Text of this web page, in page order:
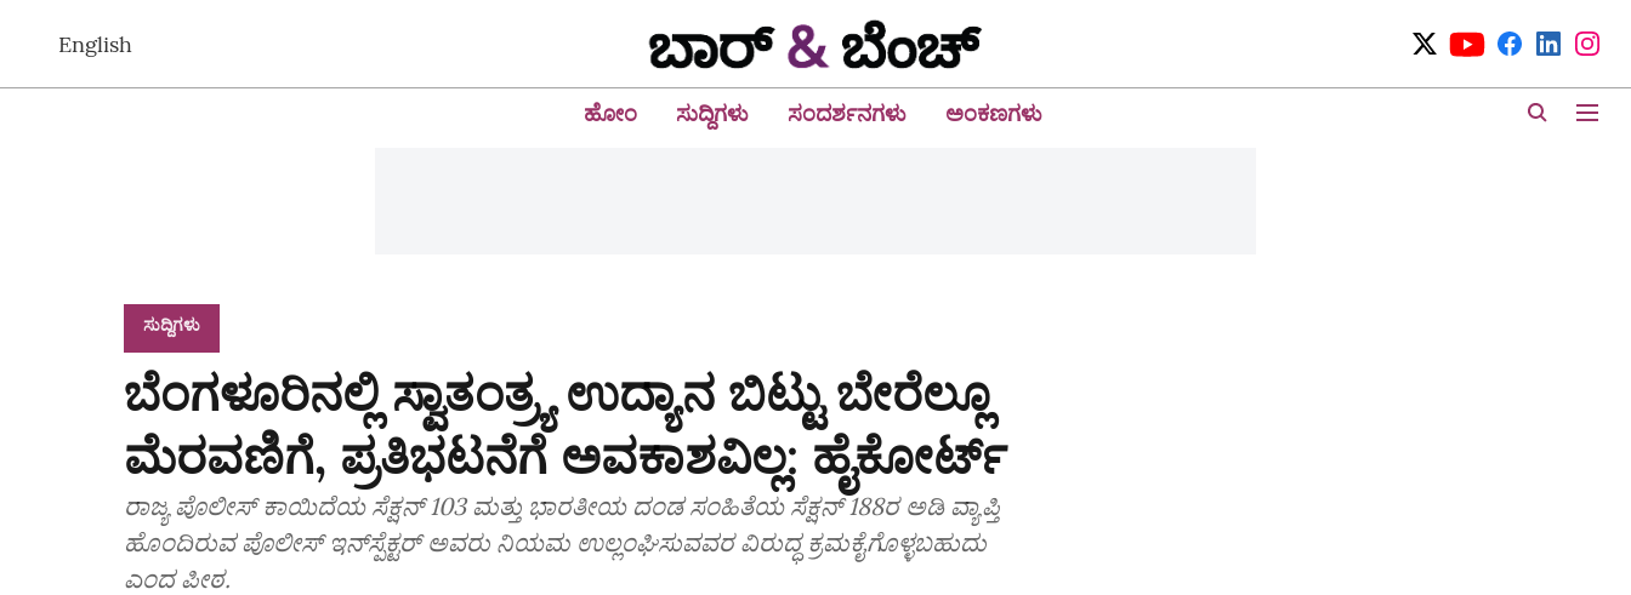
English
ಹೋಂ ಸುದ್ದಿಗಳು ಸಂದರ್ಶನಗಳು ಅಂಕಣಗಳು
ಸುದ್ದಿಗಳು
ಬೆಂಗಳೂರಿನಲ್ಲಿ ಸ್ವಾತಂತ್ರ್ಯ ಉದ್ಯಾನ ಬಿಟ್ಟು ಬೇರೆಲ್ಲೂ
ಮೆರವಣಿಗೆ, ಪ್ರತಿಭಟನೆಗೆ ಅವಕಾಶವಿಲ್ಲ: ಹೈಕೋರ್ಟ್‌
ರಾಜ್ಯ ಪೊಲೀಸ್‌ ಕಾಯಿದೆಯ ಸೆಕ್ಷನ್‌ 103 ಮತ್ತು ಭಾರತೀಯ ದಂಡ ಸಂಹಿತೆಯ ಸೆಕ್ಷನ್‌ 188ರ ಅಡಿ ವ್ಯಾಪ್ತಿ
ಹೊಂದಿರುವ ಪೊಲೀಸ್‌ ಇನ್‌ಸ್ಪೆಕ್ಟರ್‌ ಅವರು ನಿಯಮ ಉಲ್ಲಂಘಿಸುವವರ ವಿರುದ್ಧ ಕ್ರಮಕೈಗೊಳ್ಳಬಹುದು
ಎಂದ ಪೀಠ.